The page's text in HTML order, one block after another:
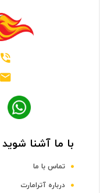
با ما آشنا شوید
تماس با ما
درباره آترامارت